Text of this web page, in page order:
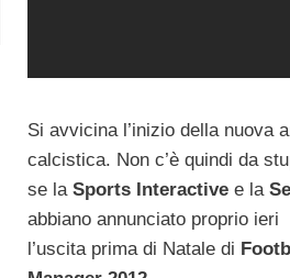
Si avvicina l’inizio della nuova
calcistica. Non c’è quindi da
se la Sports Interactivee la
abbiano annunciato proprio ieri
l’uscita prima di Natale di